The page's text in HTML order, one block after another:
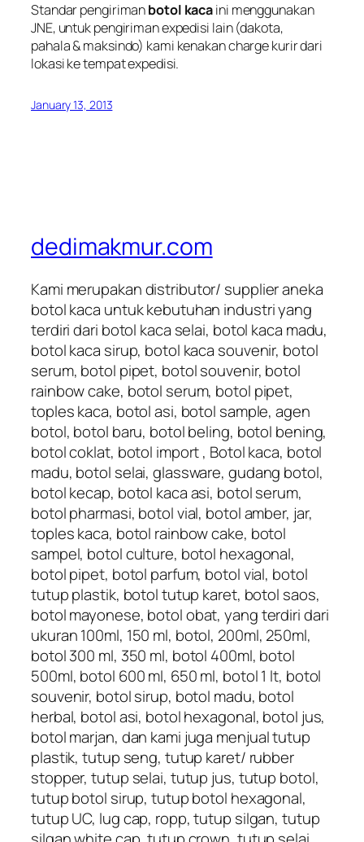
Standar pengirimanbotol kacaini menggunakan
JNE, untuk pengiriman expedisi lain (dakota,
pahala & maksindo) kami kenakan charge kurir dari
lokasi ke tempat expedisi.
January 13, 2013
dedimakmur.com
Kami merupakan distributor/ supplier aneka
botol kaca untuk kebutuhan industri yang
terdiri dari botol kaca selai, botol kaca madu,
botol kaca sirup, botol kaca souvenir, botol
serum, botol pipet, botol souvenir, botol
rainbow cake, botol serum, botol pipet,
toples kaca, botol asi, botol sample, agen
botol, botol baru, botol beling, botol bening,
botol coklat, botol import , Botol kaca, botol
madu, botol selai, glassware, gudang botol,
botol kecap, botol kaca asi, botol serum,
botol pharmasi, botol vial, botol amber, jar,
toples kaca, botol rainbow cake, botol
sampel, botol culture, botol hexagonal,
botol pipet, botol parfum, botol vial, botol
tutup plastik, botol tutup karet, botol saos,
botol mayonese, botol obat, yang terdiri dari
ukuran 100ml, 150 ml, botol, 200ml, 250ml,
botol 300 ml, 350 ml, botol 400ml, botol
500ml, botol 600 ml, 650 ml, botol 1 lt, botol
souvenir, botol sirup, botol madu, botol
herbal, botol asi, botol hexagonal, botol jus,
botol marjan, dan kami juga menjual tutup
plastik, tutup seng, tutup karet/ rubber
stopper, tutup selai, tutup jus, tutup botol,
tutup botol sirup, tutup botol hexagonal,
tutup UC, lug cap, ropp, tutup silgan, tutup